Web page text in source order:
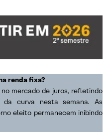
renda fixa?
mercado de juros, refletindo
curva nesta semana. As
eleito permanecem inibindo